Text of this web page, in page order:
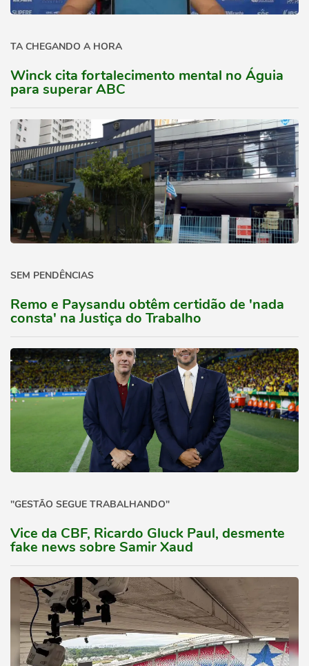
TA CHEGANDO A HORA
Winck cita fortalecimento mental no Águia
para superar ABC
SEM PENDÊNCIAS
Remo e Paysandu obtêm certidão de 'nada
consta' na Justiça do Trabalho
"GESTÃO SEGUE TRABALHANDO"
Vice da CBF, Ricardo Gluck Paul, desmente
fake news sobre Samir Xaud